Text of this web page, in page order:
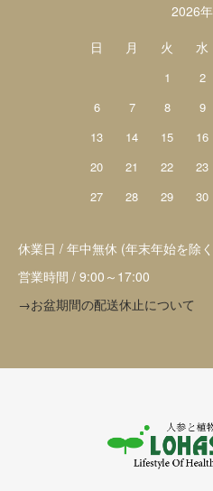
2026
日
月 火 水
1 2
6
7 8 9
13
14 15 16
20
21 22 23
27
28 29 30
休業日 / 年中無休 (年末年始を除
営業時間 / 9:00～17:00
→お盆期間の配送休止について